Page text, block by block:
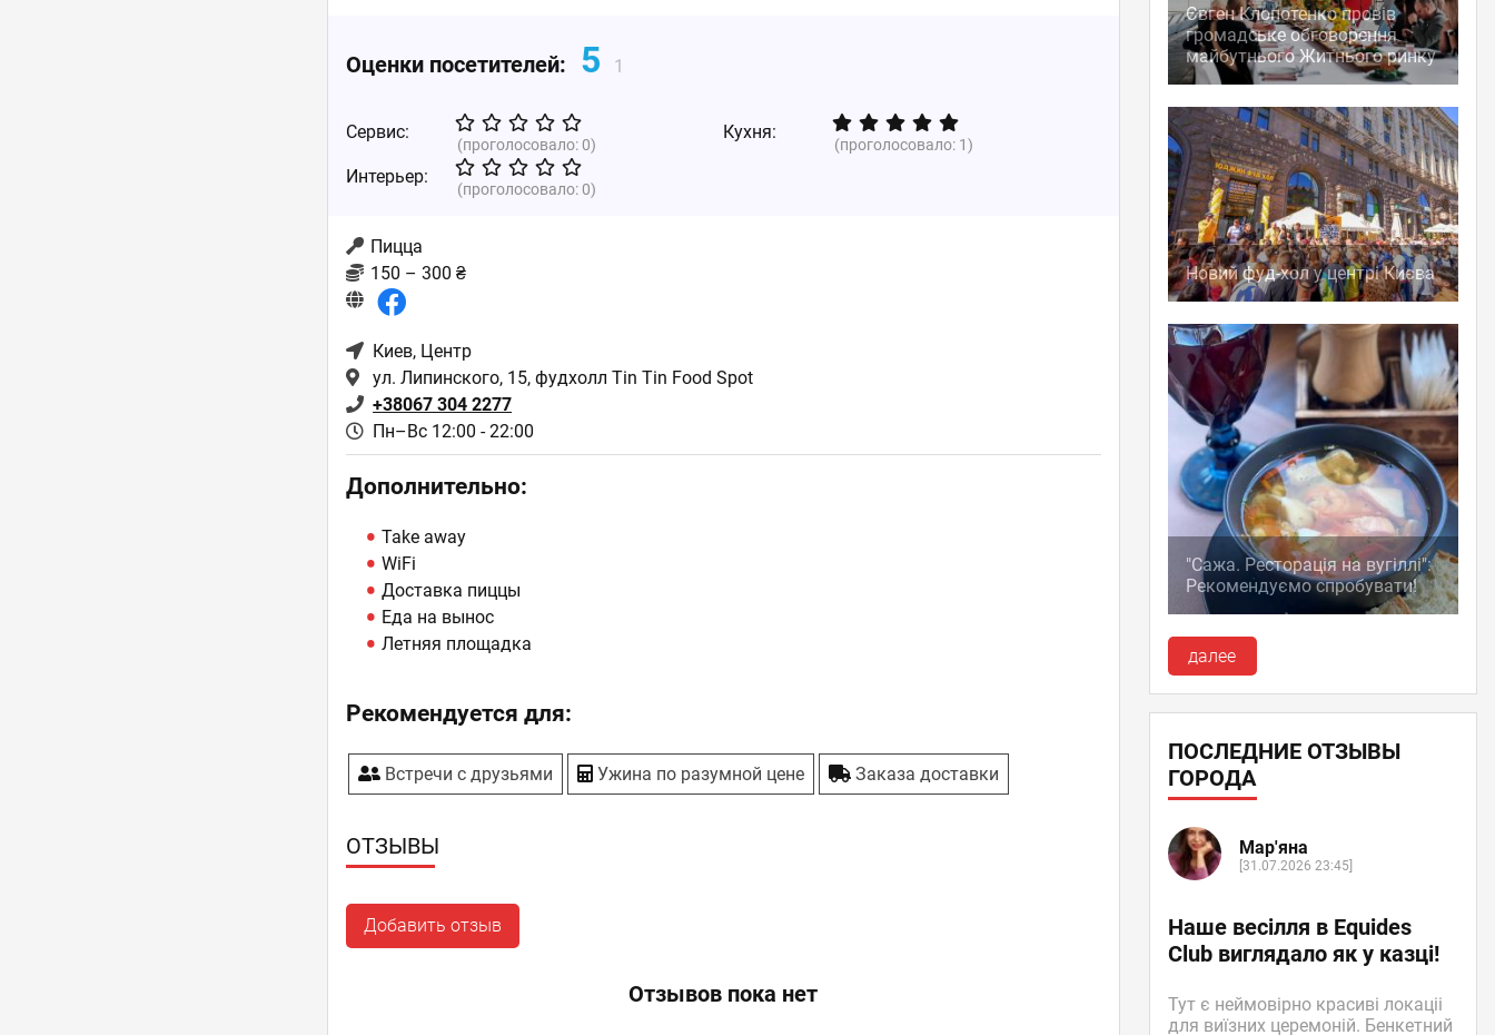
Оценки посетителей: 5 1
Сервис:
(проголосовало:0)
Кухня:
(проголосовало: 1)
Интерьер:
(проголосовало:0)
Пицца
150 – 300 ₴
Киев, Центр
ул. Липинского, 15, фудхолл Tin Tin Food Spot
+38067 304 2277
Пн–Вс 12:00 - 22:00
Дополнительно:
Take away
WiFi
Доставка пиццы
Еда на вынос
Летняя площадка
Рекомендуется для:
Встречи с друзьями Ужина по разумной цене Заказа доставки
ОТЗЫВЫ
Добавить отзыв
Отзывов пока нет
Євген Клопотенко провів
громадське обговорення
майбутнього Житнього ринку
Новий фуд-хол у центрі Києва
"Сажа. Ресторація на вугіллі":
Рекомендуємо спробувати!
далее
ПОСЛЕДНИЕ ОТЗЫВЫ
ГОРОДА
Мар'яна
[31.07.2026 23:45]
Наше весілля в Equides
Club виглядало як у казці!
Тут є неймовірно красиві локаціі
для виїзних церемоній. Бенкетний